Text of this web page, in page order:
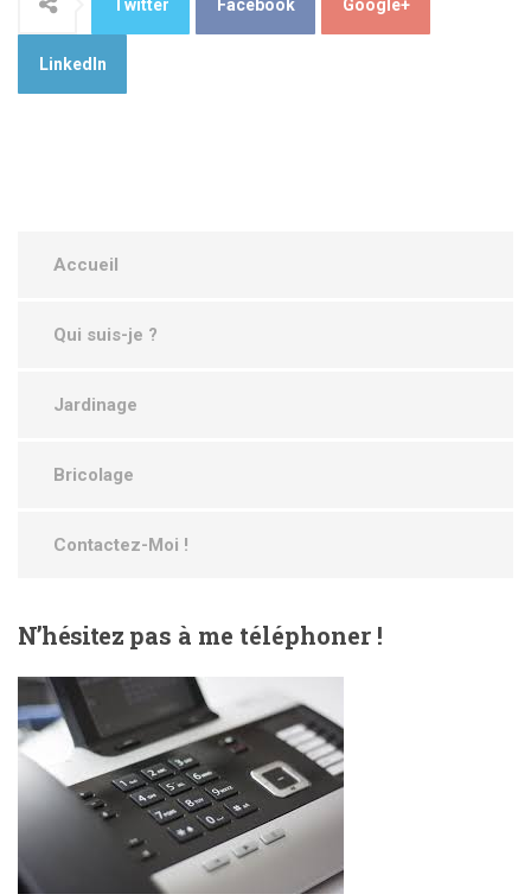
Twitter Facebook Google+
LinkedIn
Accueil
Qui suis-je ?
Jardinage
Bricolage
Contactez-Moi !
N’hésitezpas à me téléphoner !